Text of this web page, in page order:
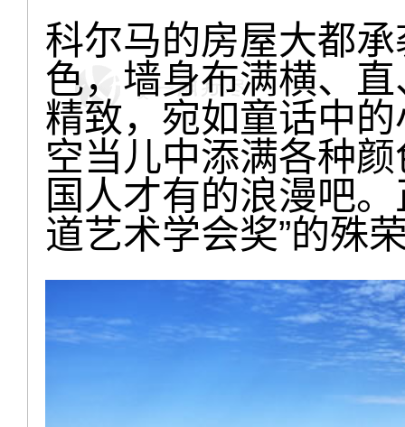
科尔马的房屋大都
色，墙身布满横、
精致，宛如童话中
空当儿中添满各种
国人才有的浪漫吧
道艺术学会奖”的殊